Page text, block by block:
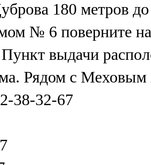
180 метров
№ 6 поверните
выдачи
Рядом с Меховым
38-32-67